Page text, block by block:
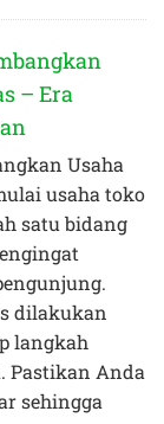
– Era
Usaha
usaha toko
satu bidang
dilakukan
langkah
Pastikan Anda
sehingga